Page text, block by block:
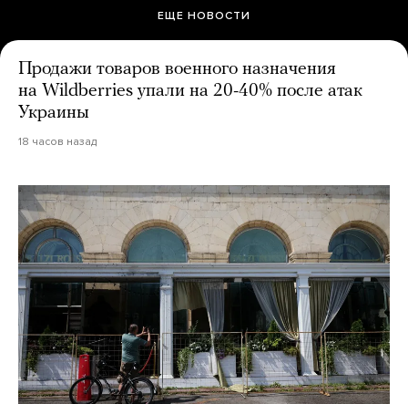
ЕЩЕ НОВОСТИ
Продажи товаров военного назначения
на Wildberries упали на 20-40% после атак
Украины
18 часов назад